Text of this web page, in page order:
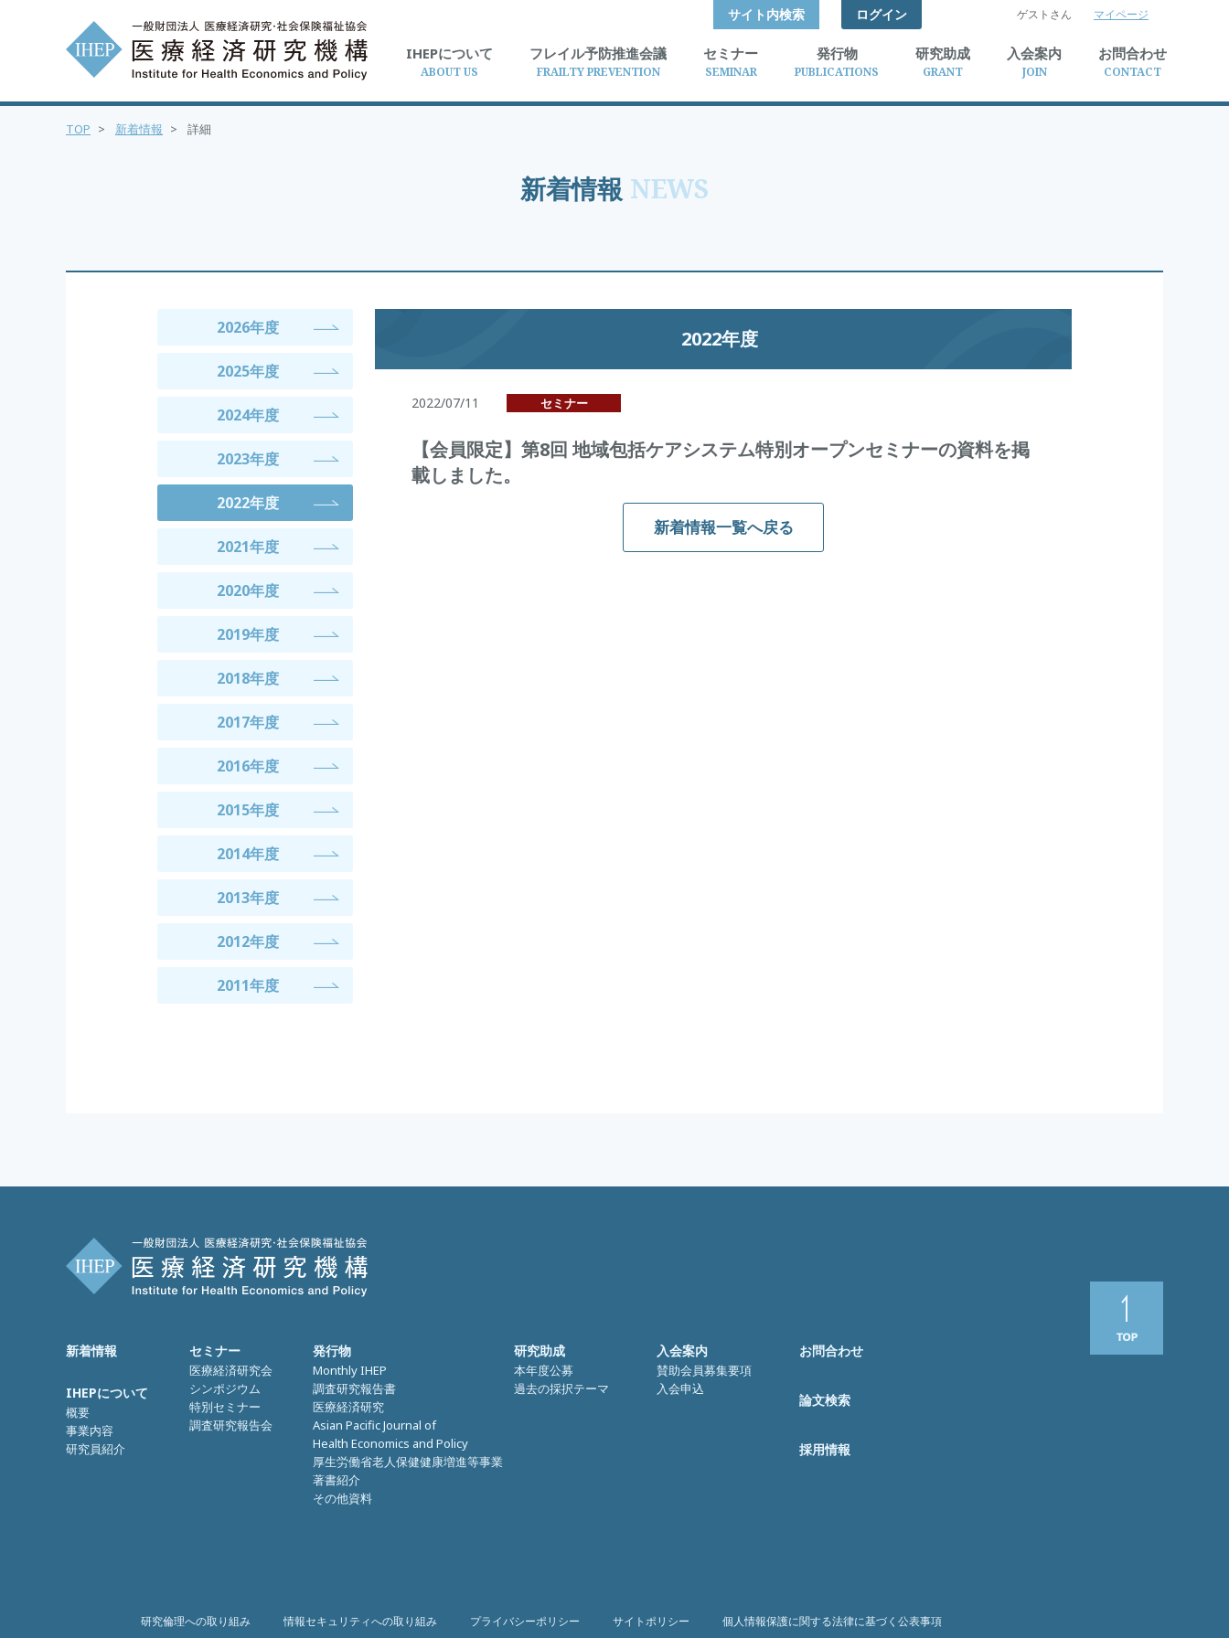
サイト内検索 検索
ログイン ゲストさん マイページ
IHEPについて
ABOUT US
フレイル予防推進会議
FRAILTY PREVENTION
セミナー
SEMINAR
発行物
PUBLICATIONS
研究助成
GRANT
入会案内
JOIN
お問合わせ
CONTACT
新着情報 NEWS
TOP > 新着情報 > 詳細
2026年度
2025年度
2024年度
2023年度
2022年度
2021年度
2020年度
2019年度
2018年度
2017年度
2016年度
2015年度
2014年度
2013年度
2012年度
2011年度
2022年度
2022/07/11 セミナー
【会員限定】第8回 地域包括ケアシステム特別オープンセミナーの資料を掲
載しました。
新着情報一覧へ戻る
新着情報
IHEPについて
概要
事業内容
研究員紹介
セミナー
医療経済研究会
シンポジウム
特別セミナー
調査研究報告会
発行物
Monthly IHEP
調査研究報告書
医療経済研究
Asian Pacific Journal of
Health Economics and Policy
厚生労働省老人保健健康増進等事業
著書紹介
その他資料
研究助成
本年度公募
過去の採択テーマ
入会案内
賛助会員募集要項
入会申込
お問合わせ
論文検索
採用情報
研究倫理への取り組み 情報セキュリティへの取り組み プライバシーポリシー サイトポリシー 個人情報保護に関する法律に基づく公表事項